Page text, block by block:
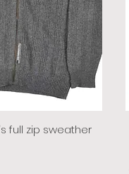
full zip sweather